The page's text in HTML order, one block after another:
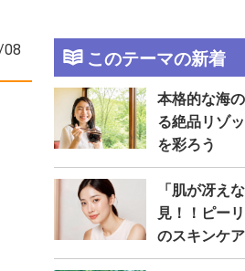
08 このテーマの新着
本格的な海
る絶品リゾ
を彩ろう
「肌が冴え
見！！ピー
のスキンケア